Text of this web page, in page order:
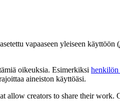
vapaaseen yleiseen käyttöön (
oikeuksia. Esimerkiksi henkilön
aineiston käyttöäsi.
allow creators to share their work.